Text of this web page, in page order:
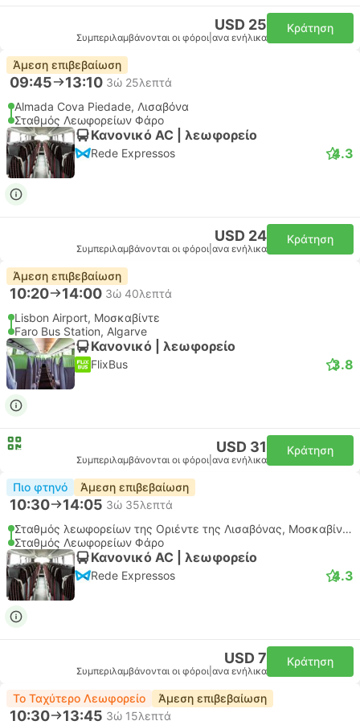
USD 25
Συμπεριλαμβάνονται οι φόροι ανα ενήλικα
Κράτηση
Άμεση επιβεβαίωση
09:45 13:10 3ώ 25λεπτά
Almada Cova Piedade, Λισαβόνα
Σταθμός Λεωφορείων Φάρο
Κανονικό AC | λεωφορείο
Rede Expressos 4.3
USD 24
Συμπεριλαμβάνονται οι φόροι ανα ενήλικα
Κράτηση
Άμεση επιβεβαίωση
10:20 14:00 3ώ 40λεπτά
Lisbon Airport, Μοσκαβίντε
Faro Bus Station, Algarve
Κανονικό | λεωφορείο
FlixBus 3.8
USD 31
Συμπεριλαμβάνονται οι φόροι ανα ενήλικα
Κράτηση
Πιο φτηνό Άμεση επιβεβαίωση
10:30 14:05 3ώ 35λεπτά
Σταθμός λεωφορείων της Οριέντε της Λισαβόνας, Μοσκαβίντε
Σταθμός Λεωφορείων Φάρο
Κανονικό AC | λεωφορείο
Rede Expressos 4.3
USD 7
Συμπεριλαμβάνονται οι φόροι ανα ενήλικα
Κράτηση
Το Ταχύτερο Λεωφορείο Άμεση επιβεβαίωση
10:30 13:45 3ώ 15λεπτά